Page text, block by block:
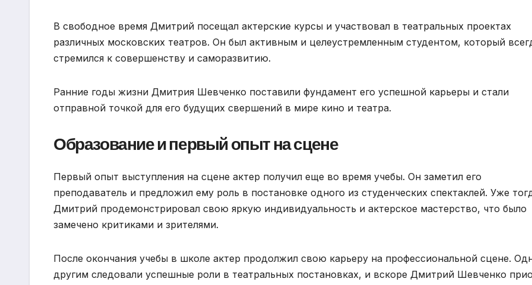
В свободное время Дмитрий посещал актерские курсы и участвовал в театральных проектах
различных московских театров. Он был активным и целеустремленным студентом, который
стремился к совершенству и саморазвитию.
Ранние годы жизни Дмитрия Шевченко поставили фундамент его успешной карьеры и стали
отправной точкой для его будущих свершений в мире кино и театра.
Образование и первый опыт на сцене
Первый опыт выступления на сцене актер получил еще во время учебы. Он заметил его
преподаватель и предложил ему роль в постановке одного из студенческих спектаклей. Уже
Дмитрий продемонстрировал свою яркую индивидуальность и актерское мастерство, что было
замечено критиками и зрителями.
После окончания учебы в школе актер продолжил свою карьеру на профессиональной сцене.
другим следовали успешные роли в театральных постановках, и вскоре Дмитрий Шевченко